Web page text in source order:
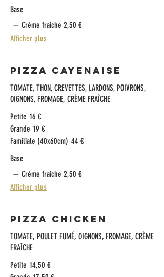
Base
Crème fraiche 2,50 €
Afficher plus
Pizza Cayenaise
TOMATE, THON, CREVETTES, LARDONS, POIVRONS,
OIGNONS, FROMAGE, CRÈME FRAÎCHE
Petite 16 €
Grande 19 €
Familiale (40x60cm) 44 €
Base
Crème fraiche 2,50 €
Afficher plus
Pizza Chicken
TOMATE, POULET FUMÉ, OIGNONS, FROMAGE, CRÈME
FRAÎCHE
Petite 14,50 €